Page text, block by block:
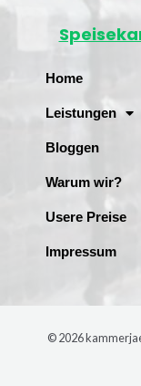
Home
Leistungen
Bloggen
Warum wir?
Usere Preise
Impressum
© 2026